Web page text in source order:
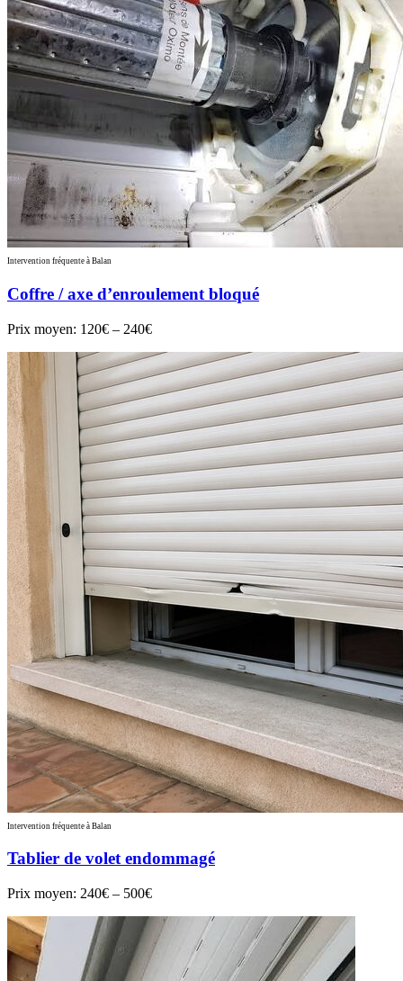
Intervention fréquente à Balan
Coffre / axe d’enroulement bloqué
Prix moyen: 120€ – 240€
Intervention fréquente à Balan
Tablier de volet endommagé
Prix moyen: 240€ – 500€